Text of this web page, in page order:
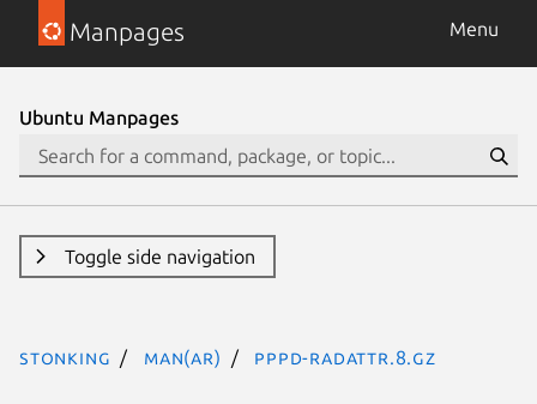
Manpages Menu
Ubuntu Manpages
Toggle side navigation
stonking man(ar) pppd-radattr.8.gz